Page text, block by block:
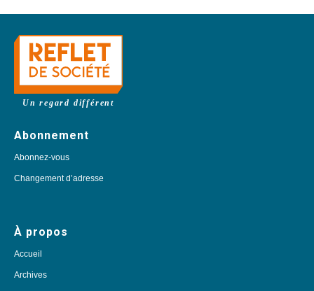
Un regard différent
Abonnement
Abonnez-vous
Changement d’adresse
À propos
Accueil
Archives